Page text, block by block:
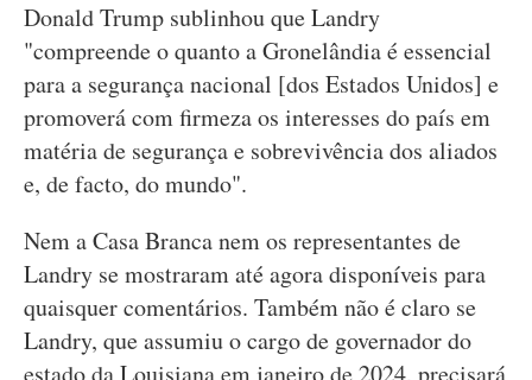
Donald Trump sublinhou que Landry
"compreende o quanto a Gronelândia é essencial
para a segurança nacional [dos Estados Unidos] e
promoverá com firmeza os interesses do país em
matéria de segurança e sobrevivência dos aliados
e, de facto, do mundo".
Nem a Casa Branca nem os representantes de
Landry se mostraram até agora disponíveis para
quaisquer comentários. Também não é claro se
Landry, que assumiu o cargo de governador do
estado da Louisiana em janeiro de 2024, precisará